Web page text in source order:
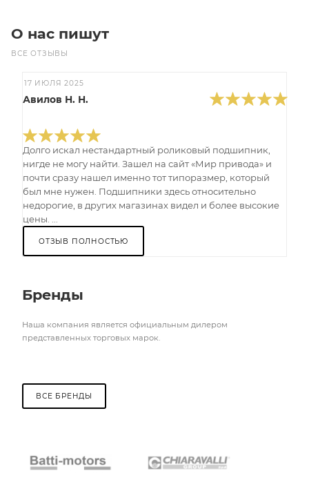
О нас пишут
ВСЕ ОТЗЫВЫ
17 ИЮЛЯ 2025
Авилов Н. Н.
Долго искал нестандартный роликовый подшипник,
нигде не могу найти. Зашел на сайт «Мир привода» и
почти сразу нашел именно тот типоразмер, который
был мне нужен. Подшипники здесь относительно
недорогие, в других магазинах видел и более высокие
цены. ...
ОТЗЫВ ПОЛНОСТЬЮ
Бренды
Наша компания является официальным дилером
представленных торговых марок.
ВСЕ БРЕНДЫ